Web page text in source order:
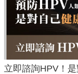
立即諮詢HPV！